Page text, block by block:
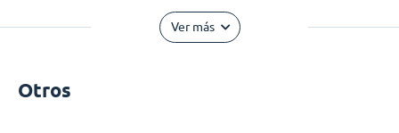
Ver más
Otros